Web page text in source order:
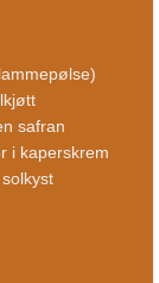
safran
i kaperskrem